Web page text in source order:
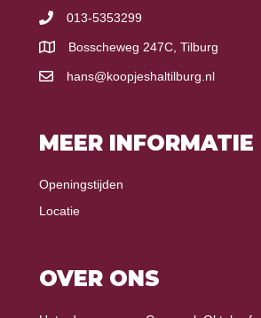
013-5353299
Bosscheweg 247C, Tilburg
hans@koopjeshaltilburg.nl
MEER INFORMATIE
Openingstijden
Locatie
OVER ONS